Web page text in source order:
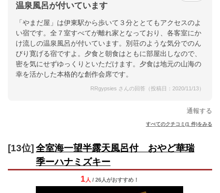
温泉風呂が付いています
「やまだ屋」は伊東駅から歩いて３分ととてもアクセスのよ
い宿です。全７室すべてが離れ家となっており、各客室にか
け流しの温泉風呂が付いています。別荘のような気分でのん
びり寛げる宿ですよ。夕食と朝食はともに部屋出しなので、
密を気にせずゆっくりといただけます。夕食は地元の山海の
幸を活かした本格的な創作会席です。
RRgypsies さんの回答（投稿日：2020/11/13）
通報する
すべてのクチコミ(1 件)をみる
[13位] 全室海一望半露天風呂付 おやど華瑞
季ーハナミズキー
1 人 / 26人がおすすめ！